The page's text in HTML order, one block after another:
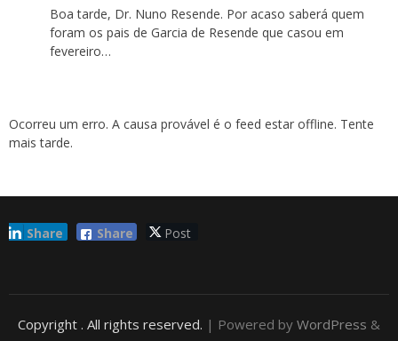
Boa tarde, Dr. Nuno Resende. Por acaso saberá quem
foram os pais de Garcia de Resende que casou em
fevereiro…
Ocorreu um erro. A causa provável é o feed estar offline. Tente
mais tarde.
Share Post
Share
Copyright . All rights reserved. | Powered by WordPress &